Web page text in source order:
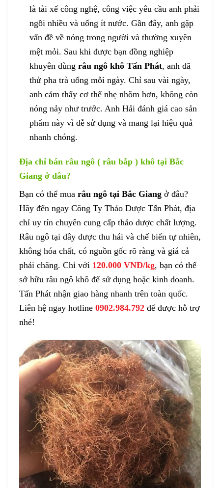
là tài xế công nghệ, công việc yêu cầu anh phải
ngồi nhiều và uống ít nước. Gần đây, anh gặp
vấn đề về nóng trong người và thường xuyên
mệt mỏi. Sau khi được bạn đồng nghiệp
khuyên dùng râu ngô khô Tấn Phát, anh đã
thử pha trà uống mỗi ngày. Chỉ sau vài ngày,
anh cảm thấy cơ thể nhẹ nhõm hơn, không còn
nóng nảy như trước. Anh Hải đánh giá cao sản
phẩm này vì dễ sử dụng và mang lại hiệu quả
nhanh chóng.
Địa chỉ bán râu ngô ( râu bắp ) khô tại Bắc
Giang ở đâu?
Bạn có thể mua râu ngô tại Bắc Giang ở đâu?
Hãy đến ngay Công Ty Thảo Dược Tấn Phát, địa
chỉ uy tín chuyên cung cấp thảo dược chất lượng.
Râu ngô tại đây được thu hái và chế biến tự nhiên,
không hóa chất, có nguồn gốc rõ ràng và giá cả
phải chăng. Chỉ với 120.000 VNĐ/kg, bạn có thể
sở hữu râu ngô khô để sử dụng hoặc kinh doanh.
Tấn Phát nhận giao hàng nhanh trên toàn quốc.
Liên hệ ngay hotline 0902.984.792 để được hỗ trợ
nhé!